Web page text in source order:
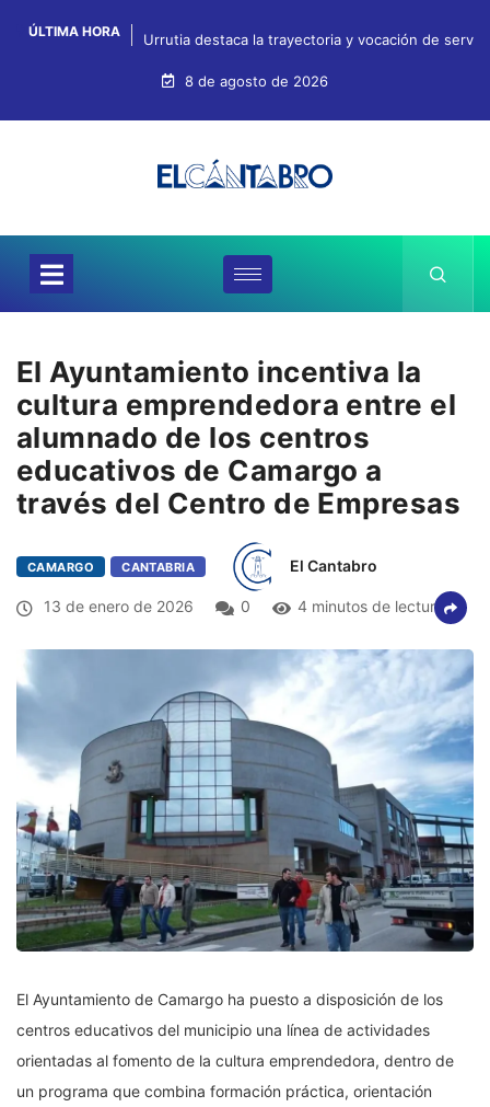
ÚLTIMA HORA Urrutia destaca la trayectoria y vocación de
8 de agosto de 2026
El Ayuntamiento incentiva la
cultura emprendedora entre el
alumnado de los centros
educativos de Camargo a
través del Centro de Empresas
CAMARGO CANTABRIA El Cantabro
13 de enero de 2026 0 4 minutos de lectura
El Ayuntamiento de Camargo ha puesto a disposición de los
centros educativos del municipio una línea de actividades
orientadas al fomento de la cultura emprendedora, dentro de
un programa que combina formación práctica, orientación